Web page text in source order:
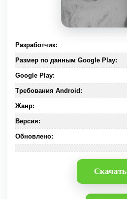
Разработчик:
Размер по данным Google Play:
Google Play:
Требования Android:
Жанр:
Версия:
Обновлено:
Скачать